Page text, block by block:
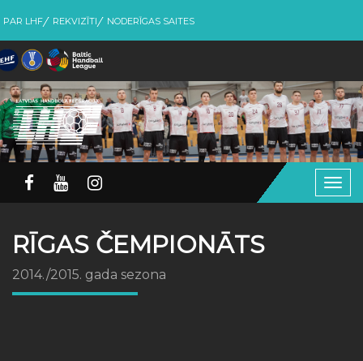
PAR LHF REKVIZĪTI NODERĪGAS SAITES
RĪGAS ČEMPIONĀTS
2014./2015. gada sezona